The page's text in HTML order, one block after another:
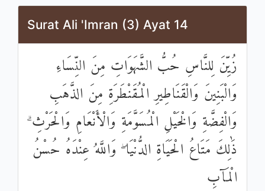
Surat Ali 'Imran (3) Ayat 14
زُيِّنَ لِلنَّاسِ حُبُّ الشَّهَوَاتِ مِنَ النِّسَاءِ
وَالْبَنِينَ وَالْقَنَاطِيرِ الْمُقَنْطَرَةِ مِنَ الذَّهَبِ
وَالْفِضَّةِ وَالْخَيْلِ الْمُسَوَّمَةِ وَالْأَنْعَامِ وَالْحَرْثِ ۗ
ذَٰلِكَ مَتَاعُ الْحَيَاةِ الدُّنْيَا ۖ وَاللَّهُ عِنْدَهُ حُسْنُ
الْمَآبِ